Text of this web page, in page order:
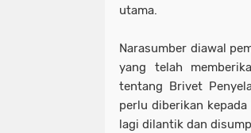
utama.
Narasumber diawal
yang telah
tentang Brivet
perlu diberikan
lagi dilantik dan